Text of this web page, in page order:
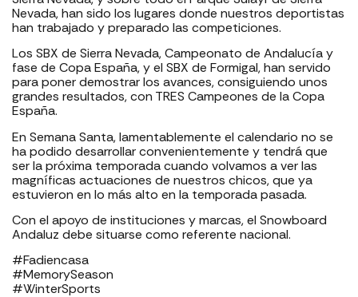
Nevada, han sido los lugares donde nuestros deportistas
han trabajado y preparado las competiciones.
Los SBX de Sierra Nevada, Campeonato de Andalucía y
fase de Copa España, y el SBX de Formigal, han servido
para poner demostrar los avances, consiguiendo unos
grandes resultados, con TRES Campeones de la Copa
España.
En Semana Santa, lamentablemente el calendario no se
ha podido desarrollar convenientemente y tendrá que
ser la próxima temporada cuando volvamos a ver las
magníficas actuaciones de nuestros chicos, que ya
estuvieron en lo más alto en la temporada pasada.
Con el apoyo de instituciones y marcas, el Snowboard
Andaluz debe situarse como referente nacional.
#Fadiencasa
#MemorySeason
#WinterSports